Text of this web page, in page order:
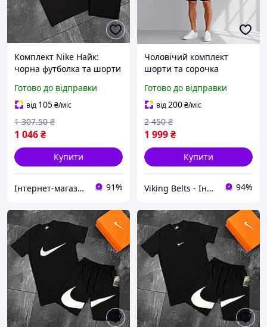
Комплект Nike Найк:
чорна футболка та шорти
з м'якого матеріалу,
стильний дизайн
Готово до відправки
від 105₴/міс
1 046₴
1 307.50 ₴
Купити
Інтернет-магазин Clothes-Mall 91%
Чоловічий комплект
шорти та сорочка
Klein стильний лляний
літній костюм
однотонний легкий для
відпочинку
Готово до відправки
від200₴/міс
1 999₴
2 450 ₴
Купити
Viking Belts - Інтернет магазин шкіряних аксесуарів 94%